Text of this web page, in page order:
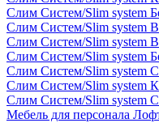
Слим Систем/Slim system
Слим Систем/Slim system
Слим Систем/Slim system
Слим Систем/Slim system
Слим Систем/Slim system
Слим Систем/Slim system
Слим Систем/Slim system
Мебель для персонала